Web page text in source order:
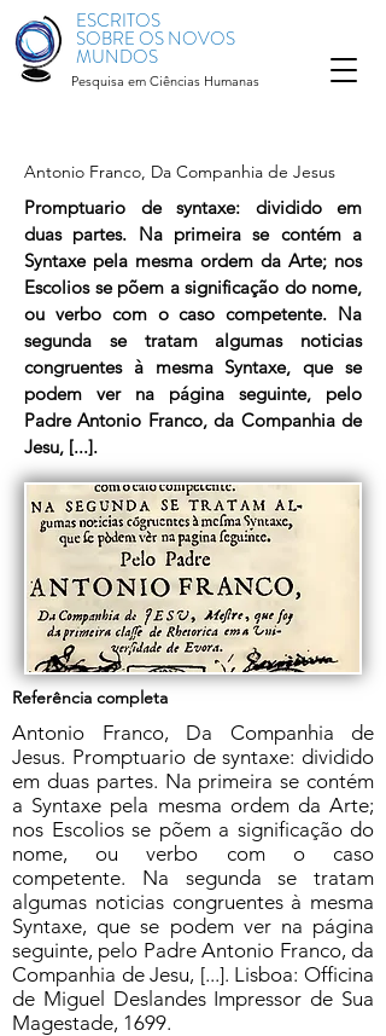
ESCRITOS
SOBRE OS NOVOS
MUNDOS
Pesquisa em Ciências Humanas
Antonio Franco, Da Companhia de Jesus
Promptuario de syntaxe: dividido em
duas partes. Na primeira se contém a
Syntaxe pela mesma ordem da Arte; nos
Escolios se põem a significação do nome,
ou verbo com o caso competente. Na
segunda se tratam algumas noticias
congruentes à mesma Syntaxe, que se
podem ver na página seguinte, pelo
Padre Antonio Franco, da Companhia de
Jesu, [...].
Referência completa
Antonio Franco, Da Companhia de
Jesus. Promptuario de syntaxe: dividido
em duas partes. Na primeira se contém
a Syntaxe pela mesma ordem da Arte;
nos Escolios se põem a significação do
nome, ou verbo com o caso
competente. Na segunda se tratam
algumas noticias congruentes à mesma
Syntaxe, que se podem ver na página
seguinte, pelo Padre Antonio Franco, da
Companhia de Jesu, [...]. Lisboa: Officina
de Miguel Deslandes Impressor de Sua
Magestade, 1699.